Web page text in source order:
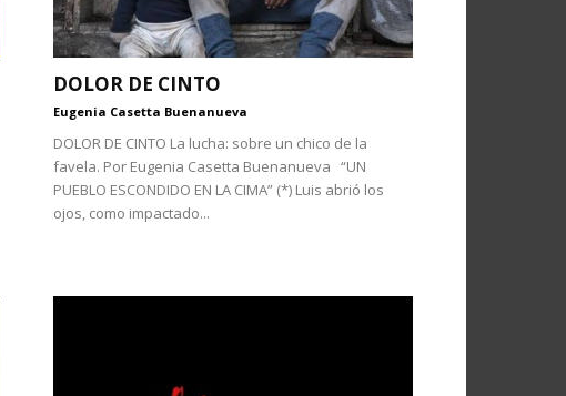
DOLOR DE CINTO
Eugenia Casetta Buenanueva
DOLOR DE CINTO La lucha: sobre un chico de la
favela. Por Eugenia Casetta Buenanueva “UN
PUEBLO ESCONDIDO EN LA CIMA” (*) Luis abrió los
ojos, como impactado...